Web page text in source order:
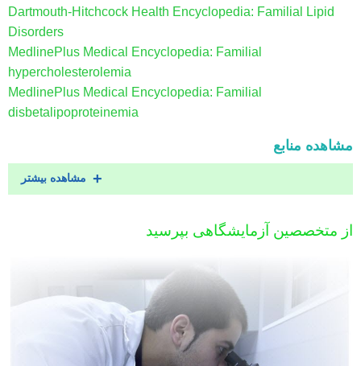
Dartmouth-Hitchcock Health Encyclopedia: Familial Lipid
Disorders
MedlinePlus Medical Encyclopedia: Familial
hypercholesterolemia
MedlinePlus Medical Encyclopedia: Familial
disbetalipoproteinemia
مشاهده منابع
مشاهده بیشتر
از متخصصین آزمایشگاهی بپرسید